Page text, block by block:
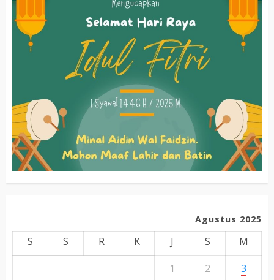
Agustus 2025
S S R K J S
M
1
2
3